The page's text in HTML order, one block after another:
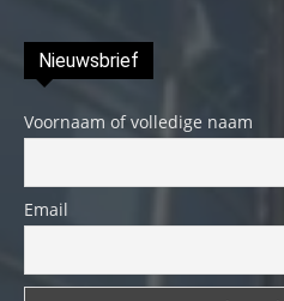
Nieuwsbrief
Voornaam of volledige naam
Email